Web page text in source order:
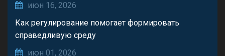
июн 16, 2026
Как регулирование помогает формировать
справедливую среду
июн 01, 2026